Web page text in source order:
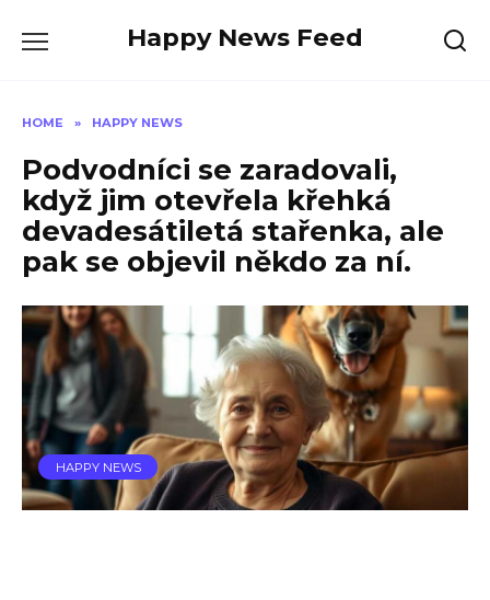
Happy News Feed
HOME » HAPPY NEWS
Podvodníci se zaradovali,
když jim otevřela křehká
devadesátiletá stařenka, ale
pak se objevil někdo za ní.
HAPPY NEWS